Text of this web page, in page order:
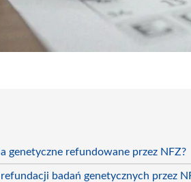
genetyczne refundowane przez NFZ?
refundacji badań genetycznych przez